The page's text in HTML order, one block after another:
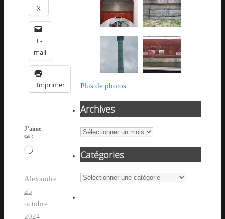
X
E-
mail
Imprimer
J’aime
ça :
Chargement…
Alexandre
25
octobre
2024
Plus de photos
Archives
Archives
Catégories
Catégories